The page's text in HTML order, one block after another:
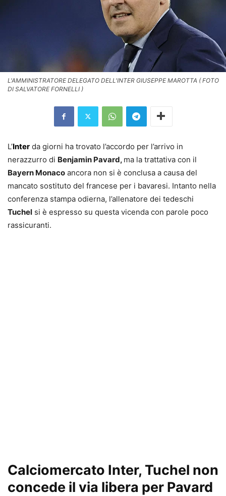
L'AMMINISTRATORE DELEGATO DELL'INTER GIUSEPPE MAROTTA ( FOTO
DI SALVATORE FORNELLI )
L’Inter da giorni ha trovato l’accordo per l’arrivo in
nerazzurro di Benjamin Pavard, ma la trattativa con il
Bayern Monaco ancora non si è conclusa a causa del
mancato sostituto del francese per i bavaresi. Intanto nella
conferenza stampa odierna, l’allenatore dei tedeschi
Tuchel si è espresso su questa vicenda con parole poco
rassicuranti.
Calciomercato Inter, Tuchel non
concede il via libera per Pavard